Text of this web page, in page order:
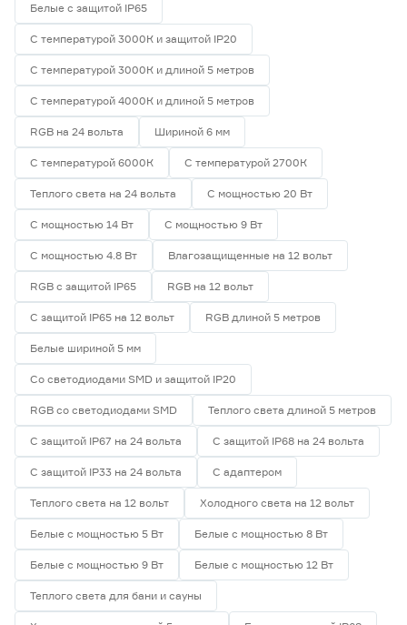
SMD5050
СОВ
Марка
Apeyron
Geniled
Navigator
Smartbuy
Ещё 2
Страна производства
Китай
Гарантия
1 год
2 года
3 года
Белые с защитой IP65
С температурой 3000К и защитой IP20
С температурой 3000К и длиной 5 метров
С температурой 4000К и длиной 5 метров
RGB на 24 вольта Шириной 6 мм
С температурой 6000К С температурой 2700К
Теплого света на 24 вольта С мощностью 20 Вт
С мощностью 14 Вт С мощностью 9 Вт
С мощностью 4.8 Вт Влагозащищенные на 12 вольт
RGB с защитой IP65 RGB на 12 вольт
С защитой IP65 на 12 вольт RGB длиной 5 метров
Белые шириной 5 мм
Со светодиодами SMD и защитой IP20
RGB со светодиодами SMD Теплого света длиной 5 метров
С защитой IP67 на 24 вольта С защитой IP68 на 24 вольта
С защитой IP33 на 24 вольта С адаптером
Теплого света на 12 вольт Холодного света на 12 вольт
Белые с мощностью 5 Вт Белые с мощностью 8 Вт
Белые с мощностью 9 Вт Белые с мощностью 12 Вт
Теплого света для бани и сауны